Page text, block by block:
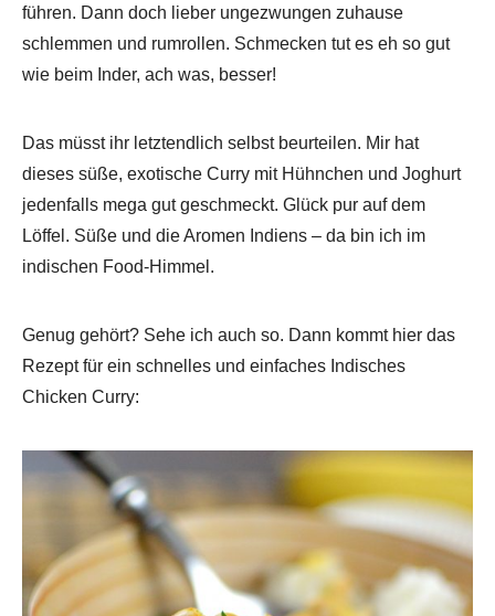
führen. Dann doch lieber ungezwungen zuhause
schlemmen und rumrollen. Schmecken tut es eh so gut
wie beim Inder, ach was, besser!
Das müsst ihr letztendlich selbst beurteilen. Mir hat
dieses süße, exotische Curry mit Hühnchen und Joghurt
jedenfalls mega gut geschmeckt. Glück pur auf dem
Löffel. Süße und die Aromen Indiens – da bin ich im
indischen Food-Himmel.
Genug gehört? Sehe ich auch so. Dann kommt hier das
Rezept für ein schnelles und einfaches Indisches
Chicken Curry: